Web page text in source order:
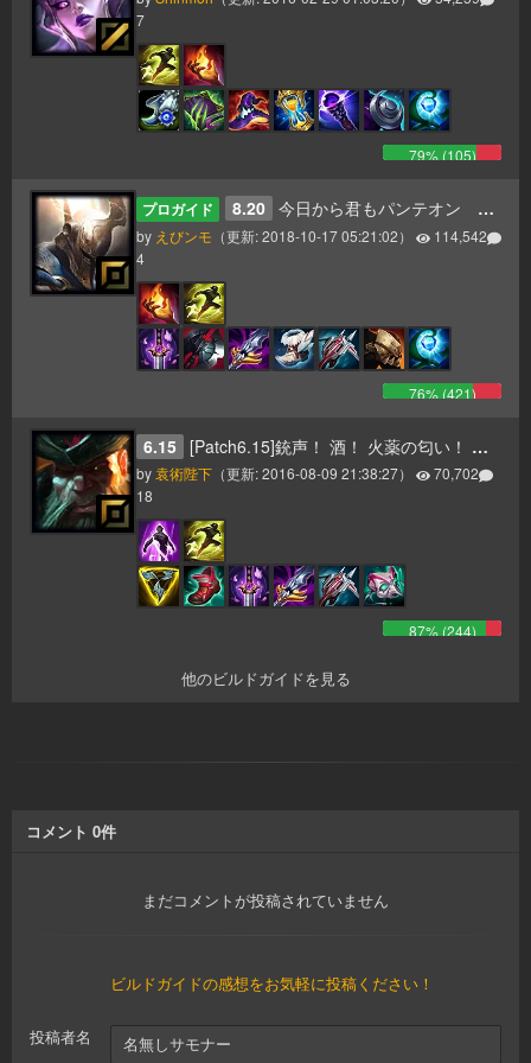
7
79% (105)
プロガイド 8.20 今日から君もパンテオン 更新8.20
by えびンモ （更新:2018-10-17 05:21:02）
114,542
4
76% (421)
6.15 [Patch6.15]銃声！ 酒！ 火薬の匂い！ そして一斉砲撃のお知らせだ！ ヤーハハーハー！
by 袁術陛下 （更新:2016-08-09 21:38:27）
70,702
18
87% (244)
他のビルドガイドを見る
コメント 0件
まだコメントが投稿されていません
ビルドガイドの感想をお気軽に投稿ください！
投稿者名